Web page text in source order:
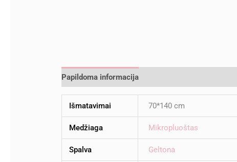
Papildoma informacija
Išmatavimai 70*140 cm
Medžiaga Mikropluoštas
Spalva Geltona